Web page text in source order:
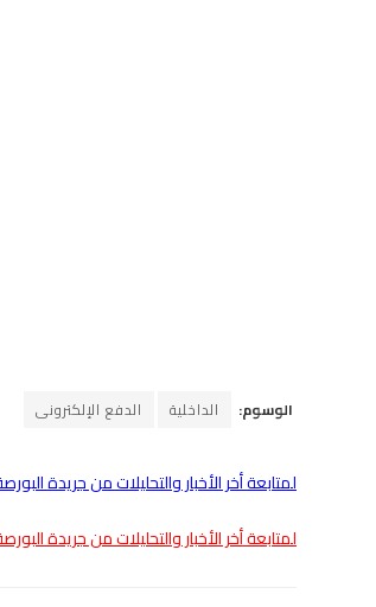
الوسوم: الداخلية الدفع الإلكترونى
لمتابعة أخر الأخبار والتحليلات من جريدة
لمتابعة أخر الأخبار والتحليلات من جريدة